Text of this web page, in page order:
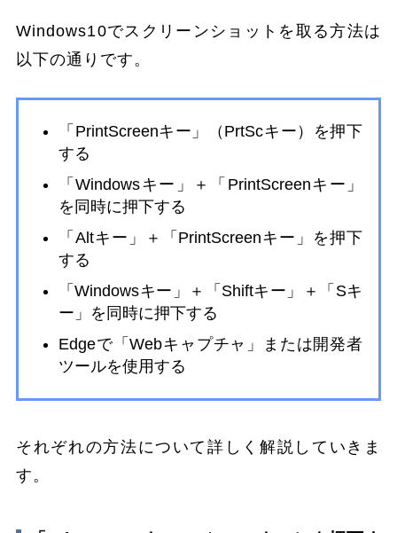
Windows10でスクリーンショットを取る方法は
以下の通りです。
「PrintScreenキー」（PrtScキー）を押下
する
「Windowsキー」＋「PrintScreenキー」
を同時に押下する
「Altキー」＋「PrintScreenキー」を押下
する
「Windowsキー」＋「Shiftキー」＋「Sキ
ー」を同時に押下する
Edgeで「Webキャプチャ」または開発者
ツールを使用する
それぞれの方法について詳しく解説していきま
す。